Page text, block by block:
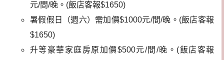
元/間/晚。(飯店客報$1650)
暑假假日（週六）需加價$1000元/間/晚。(飯店客報
$1650)
升等豪華家庭房原加價$500元/間/晚。(飯店客報